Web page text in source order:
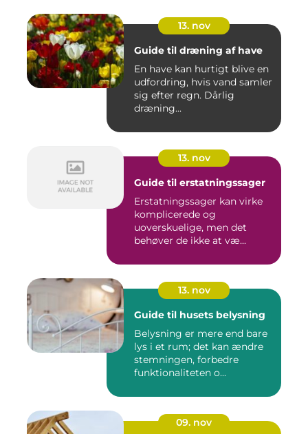
13. nov
Guide til dræning af have
En have kan hurtigt blive en
udfordring, hvis vand samler
sig efter regn. Dårlig
dræning...
13. nov
Guide til erstatningssager
Erstatningssager kan virke
komplicerede og
uoverskuelige, men det
behøver de ikke at væ...
13. nov
Guide til husets belysning
Belysning er mere end bare
lys i et rum; det kan ændre
stemningen, forbedre
funktionaliteten o...
09. nov